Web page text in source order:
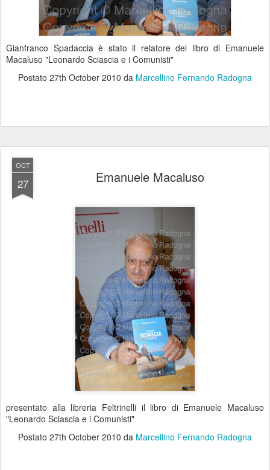
Gianfranco Spadaccia è stato il relatore del libro di Emanuele
Macaluso "Leonardo Sciascia e i Comunisti"
Postato 27th October 2010 da Marcellino Fernando Radogna
OCT
27 Emanuele Macaluso
presentato alla libreria Feltrinelli il libro di Emanuele Macaluso
"Leonardo Sciascia e i Comunisti"
Postato 27th October 2010 da Marcellino Fernando Radogna